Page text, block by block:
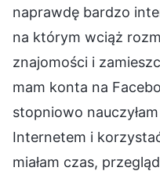
naprawdę bardzo
na którym wciąż
znajomości i
mam konta na
stopniowo
Internetem i
miałam czas,